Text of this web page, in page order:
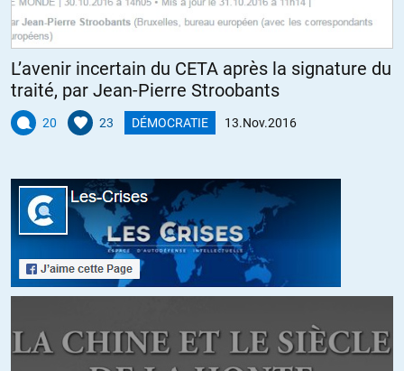
Il figure en 8ème place sur la liste pro Clinton
+1 ALERTER
zorglub//14.11.2016 à 11h54
Les gens, surtout les tranches d’ages plus jeunes des populations,
s’informent de plus en plus sur Internet, en refusant les médias
préformattés/bien pensants/de l’entre-soi.
assez maladroites, à la « Je suis manipulé ». On a eu déjà des
fermetures administratives de sites pour apologie du terrorisme,
L’avenir incertain du CETA après la signature du
traité, par Jean-Pierre Stroobants
20 23 DÉMOCRATIE 13.Nov.2016